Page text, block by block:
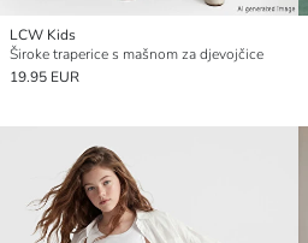
LCW Kids
Široke traperice s mašnom za djevojčice
19.95 EUR